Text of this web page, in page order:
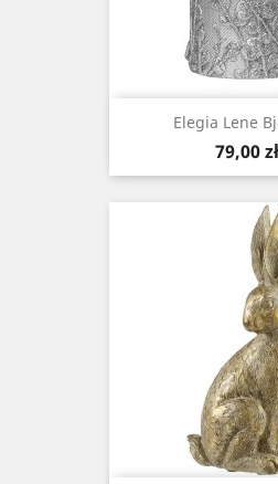
Elegia Lene
Cena
79,00 zł